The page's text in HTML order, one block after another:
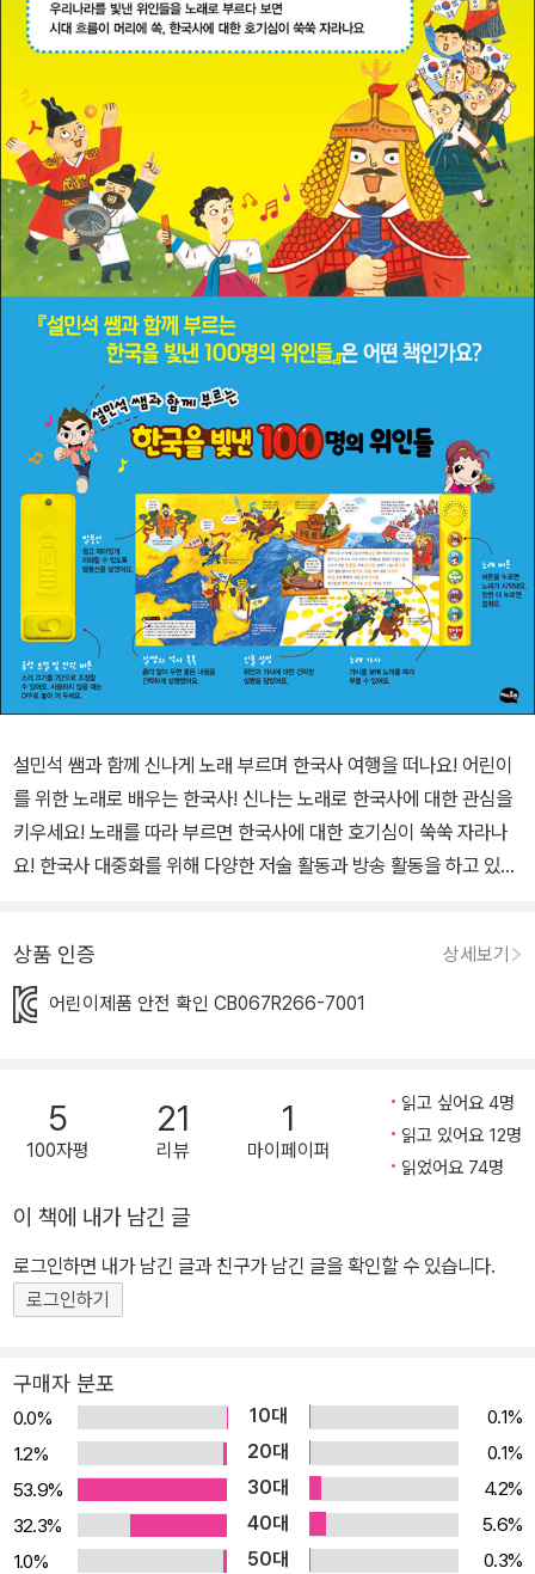
설민석 쌤과 함께 신나게 노래 부르며 한국사 여행을 떠나요! 어린이
를 위한 노래로 배우는 한국사! 신나는 노래로 한국사에 대한 관심을
키우세요! 노래를 따라 부르면 한국사에 대한 호기심이 쑥쑥 자라나
요! 한국사 대중화를 위해 다양한 저술 활동과 방송 활동을 하고 있는
업적을 남긴 위인들의 이름을 기억하고, 이후 자연스럽게 한국사에
대한 관심으로 이어지도록 만들었습니다. 단순하게 노래만 듣는 사운
은 ‘설쌤의 역사 톡톡’을 통해서 간략하게 설명했습니다. 글과 책이 아
직 낯선 아이들에게 노래를 통한 교육은 흥미를 유발하고, 즐거운 놀
이처럼 한국사를 인식하게 될 것입니다. 그래서 한국사에 대한 거부
『설쌤과 함께 부르는 한국을 빛낸 100명의 위인들』 사운드북을 시작
으로 어린이들이 한국사를 시작하는 첫 책으로 유용한 책들을 만드는
일에 더욱 많은 노력을 할 것입니다. ■ 말풍선 노래 가사를 쉽고 재미
과 가사에 대한 간략한 설명을 담았습니다. ■ 노래 가사 가사를 보며
노래를 따라 부를 수 있습니다. ■ 노래 버튼 버튼을 누르면 노래가 시
작되고, 한번 더 누르면 노래가 멈춥니다. ■ 음량 조절 버튼 소리의
크기를 2단계로 조절할 수 있습니다. 사용하지 않을 때는 꺼두실 수
있습니다.
상품 인증 상세보기
어린이제품 안전 확인 CB067R266-7001
5
100자평
21
리뷰
1
마이페이퍼
읽고 싶어요 4명
읽고 있어요 12명
읽었어요 74명
이 책에 내가 남긴 글
로그인하면 내가 남긴 글과 친구가 남긴 글을 확인할 수 있습니다.
로그인하기
구매자 분포
0.0% 10대
0.1%
1.2%
20대
0.1%
53.9%
30대
4.2%
32.3%
40대
5.6%
1.0%
50대
0.3%